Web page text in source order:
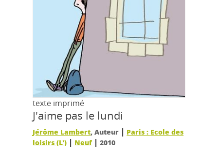
texte imprimé
J'aime pas le lundi
Jérôme Lambert, Auteur | Paris : Ecole des
loisirs (L') | Neuf |2010